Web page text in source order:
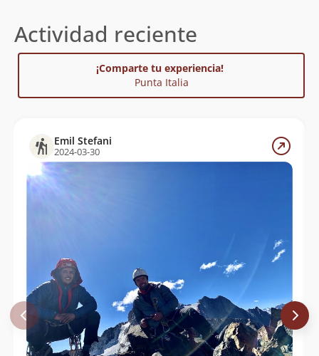
Actividad reciente
¡Comparte tu experiencia!
Punta Italia
Emil Stefani
2024-03-30